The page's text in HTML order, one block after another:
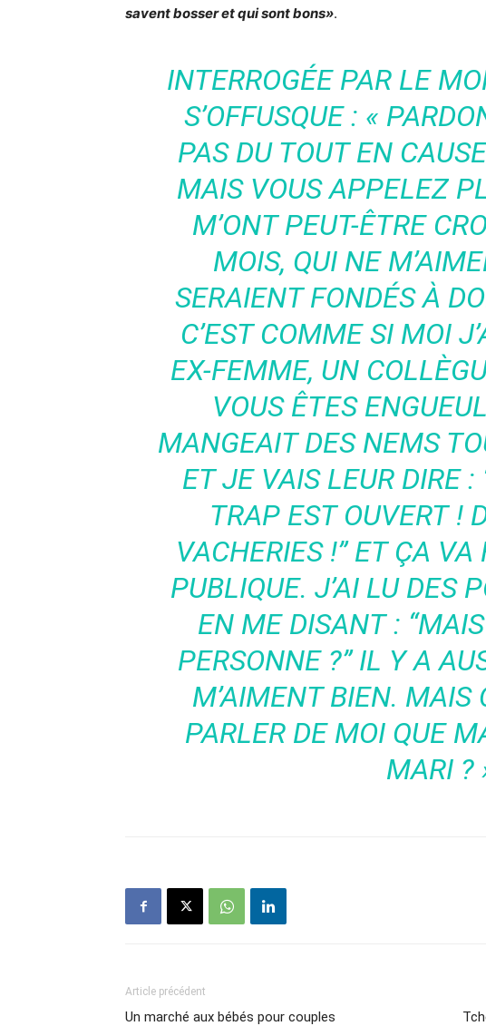
savent bosser et qui sont bons».
INTERROGÉE PAR LE
S’OFFUSQUE: «
PAS DU TOUT EN
MAIS VOUS APPELEZ
M’ONT PEUT-ÊTRE
MOIS, QUI NE
SERAIENT FONDÉS À
C’EST COMME SI MOI
EX-FEMME, UN
VOUS ÊTES
MANGEAIT DES NEMS
ET JE VAIS LEUR DIRE
TRAP EST OUVERT !
VACHERIES !” ET ÇA
PUBLIQUE. J’AI LU DES
EN ME DISANT :
PERSONNE ?” IL Y A
M’AIMENT BIEN. MAIS
PARLER DE MOI QUE
MARI ?
Article précédent
Un marché aux bébés pour couples